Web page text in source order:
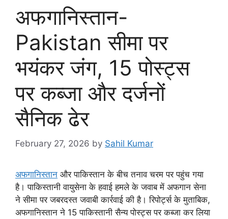
अफगानिस्तान-
Pakistan सीमा पर
भयंकर जंग, 15 पोस्ट्स
पर कब्जा और दर्जनों
सैनिक ढेर
February 27, 2026 by Sahil Kumar
अफगानिस्तान और पाकिस्तान के बीच तनाव चरम पर पहुंच गया
है। पाकिस्तानी वायुसेना के हवाई हमले के जवाब में अफगान सेना
ने सीमा पर जबरदस्त जवाबी कार्रवाई की है। रिपोर्ट्स के मुताबिक,
अफगानिस्तान ने 15 पाकिस्तानी सैन्य पोस्ट्स पर कब्जा कर लिया